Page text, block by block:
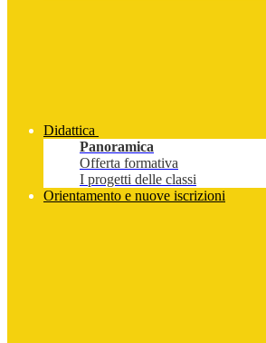
Didattica
Panoramica
Offerta formativa
I progetti delle classi
Orientamento e nuove iscrizioni